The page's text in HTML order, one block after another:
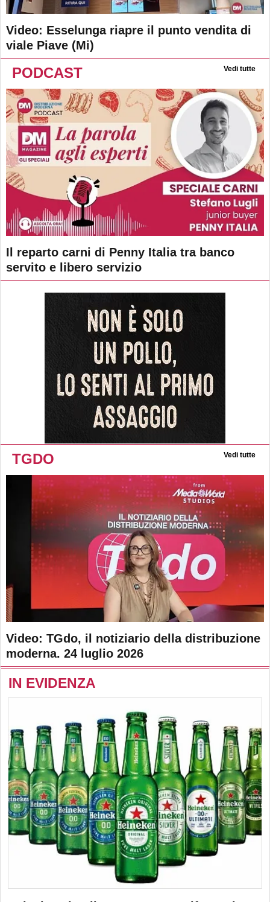
Video: Esselunga riapre il punto vendita di
viale Piave (Mi)
PODCAST Vedi tutte
Il reparto carni di Penny Italia tra banco
servito e libero servizio
TGDO Vedi tutte
Video: TGdo, il notiziario della distribuzione
moderna. 24 luglio 2026
IN EVIDENZA